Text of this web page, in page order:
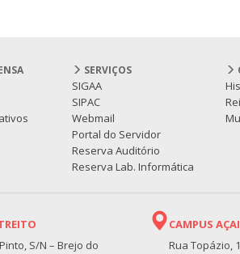
SERVIÇOS
SIGAA
SIPAC
Webmail
Portal do Servidor
Reserva Auditório
Reserva Lab. Informática
S/N – Brejo do
CAMPUS
Rua Topázio,